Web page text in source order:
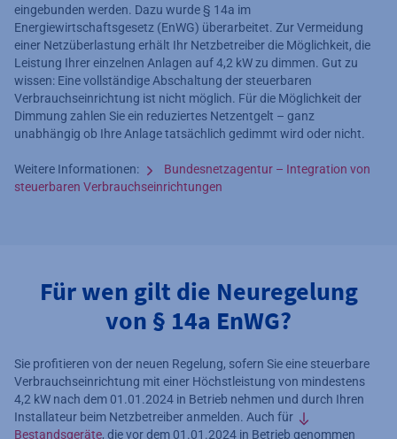
eingebunden werden. Dazu wurde § 14a im
Energiewirtschaftsgesetz (EnWG) überarbeitet. Zur Vermeidung
einer Netzüberlastung erhält Ihr Netzbetreiber die Möglichkeit, die
Leistung Ihrer einzelnen Anlagen auf 4,2 kW zu dimmen. Gut zu
wissen: Eine vollständige Abschaltung der steuerbaren
Verbrauchseinrichtung ist nicht möglich. Für die Möglichkeit der
Dimmung zahlen Sie ein reduziertes Netzentgelt – ganz
unabhängig ob Ihre Anlage tatsächlich gedimmt wird oder nicht.
Weitere Informationen:
Bundesnetzagentur – Integration von
steuerbaren Verbrauchseinrichtungen
Für wen gilt die Neuregelung
von § 14a EnWG?
Sie profitieren von der neuen Regelung, sofern Sie eine steuerbare
Verbrauchseinrichtung mit einer Höchstleistung von mindestens
4,2 kW nach dem 01.01.2024 in Betrieb nehmen und durch Ihren
Installateur beim Netzbetreiber anmelden. Auch für
Bestandsgeräte, die vor dem 01.01.2024 in Betrieb genommen